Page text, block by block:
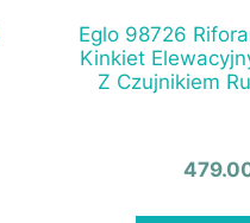
Eglo 98726
Kinkiet
Z Czujnikiem